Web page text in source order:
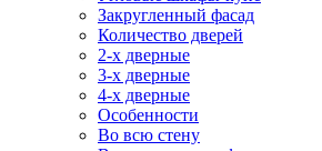
Закругленный фасад
Количество дверей
2-х дверные
3-х дверные
4-х дверные
Особенности
Во всю стену